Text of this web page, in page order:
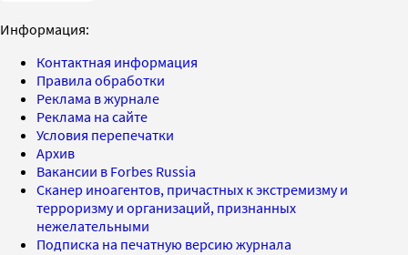
Информация:
Контактная информация
Правила обработки
Реклама в журнале
Реклама на сайте
Условия перепечатки
Архив
Вакансии в Forbes Russia
Сканер иноагентов, причастных к экстремизму и
терроризму и организаций, признанных
нежелательными
Подписка на печатную версию журнала